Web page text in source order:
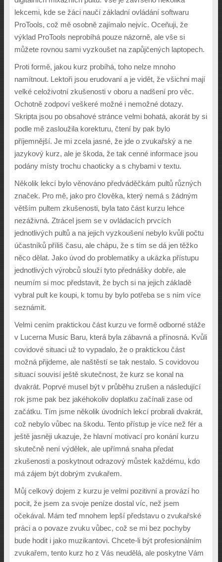
lekcemi, kde se žáci naučí základní ovládání softwaru
ProTools, což mě osobně zajímalo nejvíc. Oceňuji, že
výklad ProTools neprobíhá pouze názorně, ale vše si
můžete rovnou sami vyzkoušet na zapůjčených laptopech.
Proti formě, jakou kurz probíhá, toho nelze mnoho
namítnout. Lektoři jsou erudovaní a je vidět, že všichni mají
velké celoživotní zkušenosti v oboru a nadšení pro věc.
Ochotně zodpoví veškeré možné i nemožné dotazy.
Skripta jsou po obsahové stránce velmi bohatá, akorát by si
podle mě zasloužila korekturu, čtení by pak bylo
příjemnější. Je mi zcela jasné, že jde o zvukařský a ne
jazykový kurz, ale je škoda, že tak cenné informace jsou
podány místy trochu chaoticky a s chybami v textu.
Několik lekcí bylo věnováno předváděčkám pultů různých
značek. Pro mě, jako pro člověka, který nemá s žádným
větším pultem zkušenosti, byla tato část kurzu lehce
nezáživná. Ztrácel jsem se v ovládacích prvcích
jednotlivých pultů a na jejich vyzkoušení nebylo kvůli počtu
účastníků příliš času, ale chápu, že s tím se dá jen těžko
něco dělat. Jako úvod do problematiky a ukázka přístupu
jednotlivých výrobců slouží tyto přednášky dobře, ale
neumím si moc představit, že bych si na jejich základě
vybral pult ke koupi, k tomu by bylo potřeba se s ním více
seznámit.
Velmi cením praktickou část kurzu ve formě odborné stáže
v Lucerna Music Baru, která byla zábavná a přínosná. Kvůli
covidové situaci už to vypadalo, že o praktickou část
možná přijdeme, ale naštěstí se tak nestalo. S covidovou
situací souvisí ještě skutečnost, že kurz se konal na
dvakrát. Poprvé musel být v průběhu zrušen a následující
rok jsme pak bez jakéhokoliv doplatku začínali zase od
začátku. Tím jsme několik úvodních lekcí probrali dvakrát,
což nebylo vůbec na škodu. Tento přístup je více než fér a
ještě jasněji ukazuje, že hlavní motivací pro konání kurzu
skutečně není výdělek, ale upřímná snaha předat
zkušenosti a poskytnout odrazový můstek každému, kdo
má zájem být dobrým zvukařem.
Můj celkový dojem z kurzu je velmi pozitivní a provází ho
pocit, že jsem za svoje peníze dostal víc, než jsem
očekával. Mám teď mnohem lepší představu o zvukařské
práci a o povaze zvuku vůbec, což se mi bez pochyby
bude hodit i jako muzikantovi. Chcete-li být profesionálním
zvukařem, tento kurz ho z Vás neudělá, ale poskytne Vám